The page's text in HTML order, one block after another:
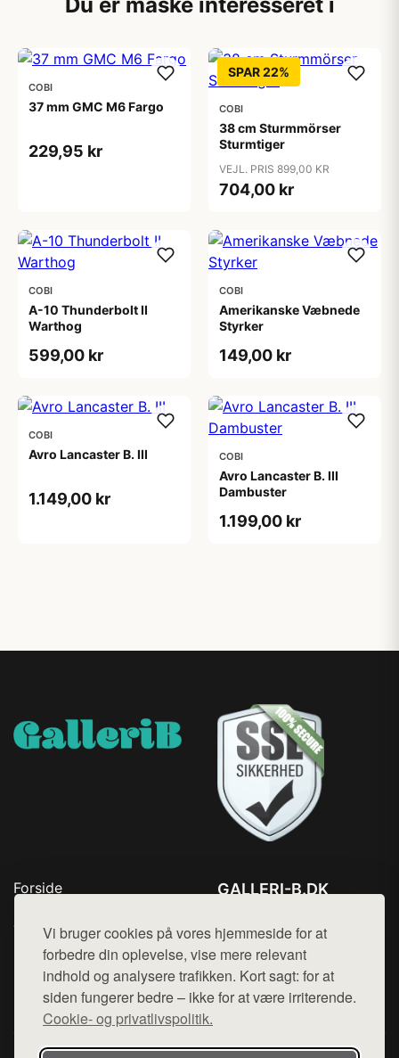
Vi bruger cookies på vores hjemmeside for at
forbedre din oplevelse, vise mere relevant
indhold og analysere trafikken. Kort sagt: for at
siden fungerer bedre – ikke for at være irriterende.
Cookie- og privatlivspolitik.
COBI
37 mm GMC M6 Fargo
229,95 kr
SPAR 22%
COBI
38 cm Sturmmörser
Sturmtiger
VEJL. PRIS 899,00 KR
704,00 kr
COBI
A-10 Thunderbolt II
Warthog
599,00 kr
COBI
Amerikanske Væbnede
Styrker
149,00 kr
COBI
Avro Lancaster B. III
1.149,00 kr
COBI
Avro Lancaster B. III
Dambuster
1.199,00 kr
Forside
Top Rabatter
Blog
Kontakt
GALLERI-B.DK
Mail: hej@want.dk
Cookie- og privatlivspolitik